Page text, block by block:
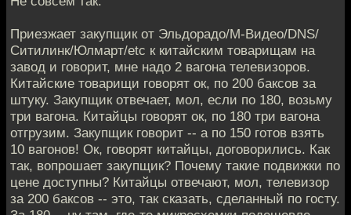
Приезжает закупщик от Эльдорадо/М-Видео/DNS/
Ситилинк/Юлмарт/etc к китайским товарищам на
завод и говорит, мне надо 2 вагона телевизоров.
Китайские товарищи говорят ок, по 200 баксов за
штуку. Закупщик отвечает, мол, если по 180, возьму
три вагона. Китайцы говорят ок, по 180 три вагона
отгрузим. Закупщик говорит -- а по 150 готов взять
10 вагонов! Ок, говорят китайцы, договорились. Как
так, вопрошает закупщик? Почему такие подвижки по
цене доступны? Китайцы отвечают, мол, телевизор
за 200 баксов -- это, так сказать, сделанный по госту.